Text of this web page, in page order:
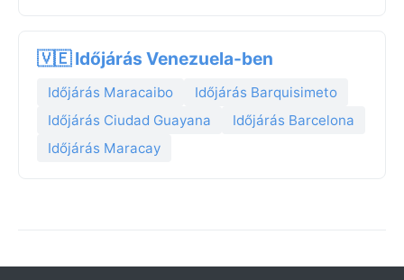
🇻🇪 Időjárás Venezuela-ben
Időjárás Maracaibo
Időjárás Barquisimeto
Időjárás Ciudad Guayana
Időjárás Barcelona
Időjárás Maracay